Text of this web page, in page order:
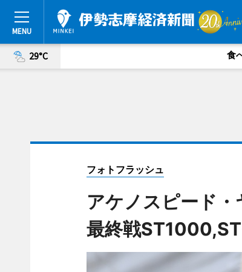
29°C 食
フォトフラッシュ
アケノスピード
最終戦